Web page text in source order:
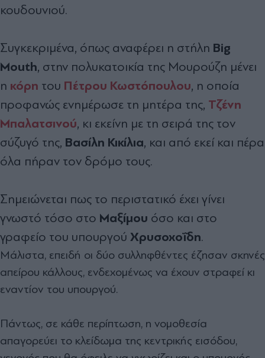
κουδουνιού.
Συγκεκριμένα, όπως αναφέρει η στήλη Big
Mouth, στην πολυκατοικία της Μουρούζη μένει
η κόρη του Πέτρου Κωστόπουλου, η οποία
προφανώς ενημέρωσε τη μητέρα της, Τζένη
Μπαλατσινού, κι εκείνη με τη σειρά της τον
σύζυγό της, Βασίλη Κικίλια, και από εκεί και πέρα
όλα πήραν τον δρόμο τους.
Σημειώνεται πως το περιστατικό έχει γίνει
γνωστό τόσο στο Μαξίμου όσο και στο
γραφείο του υπουργού Χρυσοχοΐδη.
Μάλιστα, επειδή οι δύο συλληφθέντες έζησαν σκηνές
απείρου κάλλους, ενδεχομένως να έχουν στραφεί κι
εναντίον του υπουργού.
Πάντως, σε κάθε περίπτωση, η νομοθεσία
απαγορεύει το κλείδωμα της κεντρικής εισόδου,